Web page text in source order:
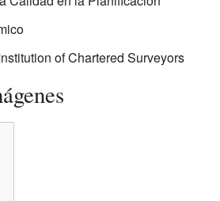
of Chartered Surveyors